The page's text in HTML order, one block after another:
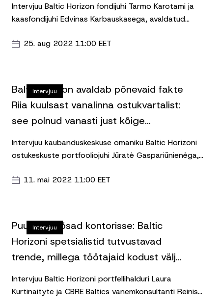
Intervjuu Baltic Horizon fondijuhi Tarmo Karotami ja
kaasfondijuhi Edvinas Karbauskasega, avaldatud
25. aug 2022 11:00 EET
Intervjuu
Baltic Horizon avaldab põnevaid fakte
Riia kuulsast vanalinna ostukvartalist:
see polnud vanasti just kõige
Intervjuu kaubanduskeskuse omaniku Baltic Horizoni
ostukeskuste portfooliojuhi Jūratė Gaspariūnienėga,
turundusjuhi Karīna Gebauerega, avaldatud Rikas
11. mai 2022 11:00 EET
Intervjuu
Puud ja põõsad kontorisse: Baltic
Horizoni spetsialistid tutvustavad
trende, millega töötajaid kodust välja
Intervjuu Baltic Horizoni portfellihalduri Laura
Kurtinaityte ja CBRE Baltics vanemkonsultanti Reinis